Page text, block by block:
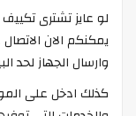
لو عايز تشترى
يمكنكم الان
وارسال الجهاز لحد
كذلك ادخل على